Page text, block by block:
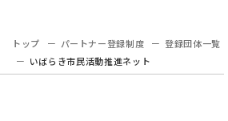
トップ パートナー登録制度
登録団体一覧
いばらき市民活動推進ネット